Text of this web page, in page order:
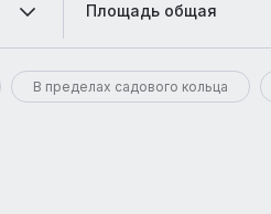
Площадь общая
В пределах садового кольца